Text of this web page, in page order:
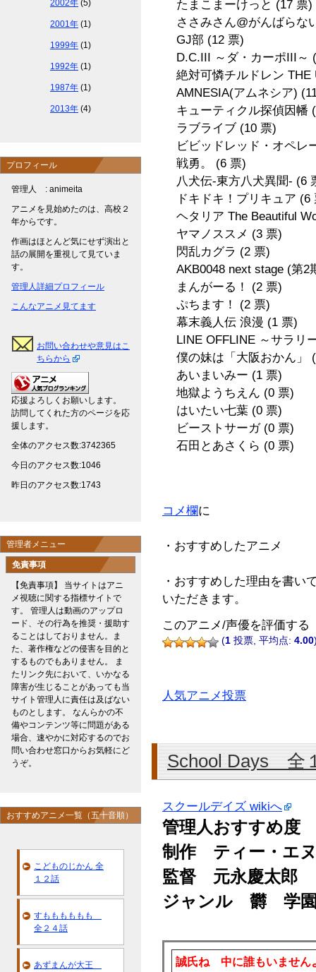
たまこまーけっと (17 票)
ささみさん@がんばらな
GJ部 (12 票)
D.C.III ～ダ・カーポIII～
絶対可憐チルドレン
AMNESIA(アムネシア)
キューティクル探偵因幡
ラブライブ (10 票)
ビビッドレッド・オペレ
戦勇。 (6 票)
八犬伝-東方八犬異聞- (6
ドキドキ！プリキュア (6
ヘタリア The Beautiful
ヤマノススメ (3 票)
閃乱カグラ (2 票)
AKB0048 next stage (第2
まんがーる！ (2 票)
ぷちます！ (2 票)
幕末義人伝 浪漫 (1 票)
LINE OFFLINE ～サラリ
僕の妹は「大阪おかん」
あいまいみー (1 票)
地獄ようちえん (0 票)
はいたい七葉 (0 票)
ビーストサーガ (0 票)
石田とあさくら (0 票)
コメ欄に
・おすすめしたアニメ
・おすすめした理由を書い
いただきます。
このアニメ/声優を評価する
(1 投票, 平均点: 4.00
人気アニメ投票
School Days 全
スクールデイズ wikiへ
管理人おすすめ
制作 ティー・エ
監督 元永慶太郎
ジャンル 欝 学園
誠氏ね 中に誰もいません
2002年 (5)
2001年 (1)
1999年 (1)
1992年 (1)
1987年 (1)
2013年 (4)
プロフィール
管理人 : animeita
アニメを見始めたのは、高校２
年からです。
作画はほとんど気にせず演出と
話の展開を重視して見ていま
す。
管理人詳細プロフィール
こんなアニメ見てます
お問い合わせや意見はこ
ちらから
応援よろしくお願いします。
訪問してくれた方のページを応
援します。
全体のアクセス数:3742365
今日のアクセス数:1046
昨日のアクセス数:1743
管理者メニュー
免責事項
【免責事項】 当サイトはアニ
メ視聴に関する指標サイトで
す。 管理人は動画のアップロ
ード、その行為を推奨・援助す
ることはしておりません。ま
た、著作権などの侵害を目的と
するものでもありません。 ま
たリンク先において、いかなる
障害が生じることがあっても当
サイト管理人に責任は及ばない
ものとします。 なんらかの不
備やコンテンツ等に問題がある
場合、速やかに対応するのでお
問い合わせ窓口からお気軽にど
うぞ。
おすすめアニメ一覧（五十音順）
こどものじかん 全
１２話
すもももももも
全２４話
あずまんが大王